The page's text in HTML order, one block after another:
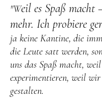
"Weil es Spaß macht
mehr. Ich probiere
ja keine Kantine, die
die Leute satt werden,
uns das Spaß macht,
experimentieren, weil
gestalten.